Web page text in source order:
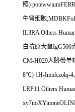
照)
牛肾细胞
IL3RA Others
白抗原大鼠IgG500
CM-H029人脐带单
8℃) 1H-Imidczolq-
LRP11 Others